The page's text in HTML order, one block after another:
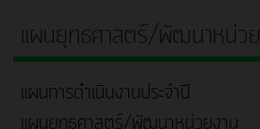
แผนยุทธศาสตร์/พัฒนาหน่ว
แผนการดำเนินงานประจำปี